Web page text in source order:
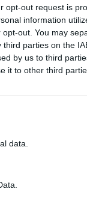
opt-out request is
information
out. You may
parties on the
by us to third
it to other third
data.και την παροχή
έως
υλοτομία,